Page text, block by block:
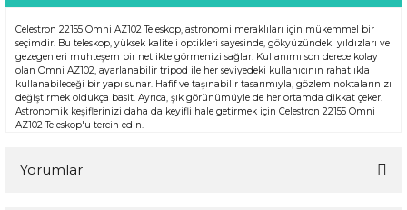
Celestron 22155 Omni AZ102 Teleskop, astronomi meraklıları için mükemmel bir
seçimdir. Bu teleskop, yüksek kaliteli optikleri sayesinde, gökyüzündeki yıldızları ve
gezegenleri muhteşem bir netlikte görmenizi sağlar. Kullanımı son derece kolay
olan Omni AZ102, ayarlanabilir tripod ile her seviyedeki kullanıcının rahatlıkla
kullanabileceği bir yapı sunar. Hafif ve taşınabilir tasarımıyla, gözlem noktalarınızı
değiştirmek oldukça basit. Ayrıca, şık görünümüyle de her ortamda dikkat çeker.
Astronomik keşiflerinizi daha da keyifli hale getirmek için Celestron 22155 Omni
AZ102 Teleskop'u tercih edin.
Yorumlar